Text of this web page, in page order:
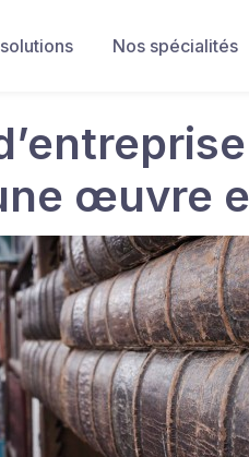
Nos spécialités
œuvre